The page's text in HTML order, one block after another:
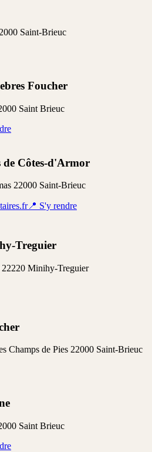
Saint-Brieuc
Foucher
Saint Brieuc
de Côtes-d'Armor
22000 Saint-Brieuc
📍 S'y rendre
Treguier
22220 Minihy-Treguier
Champs de Pies 22000 Saint-Brieuc
Saint Brieuc